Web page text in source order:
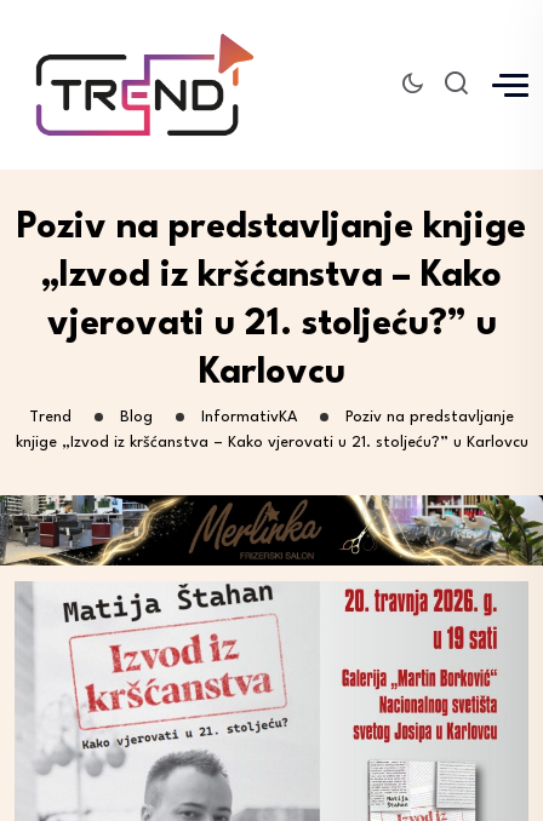
Poziv na predstavljanje knjige
„Izvod iz kršćanstva – Kako
vjerovati u 21. stoljeću?” u
Karlovcu
Trend Blog InformativKA
Poziv na predstavljanje
knjige „Izvod iz kršćanstva – Kako vjerovati u 21. stoljeću?” u Karlovcu